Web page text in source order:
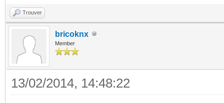
Trouver
bricoknx
Member
13/02/2014, 14:48:22